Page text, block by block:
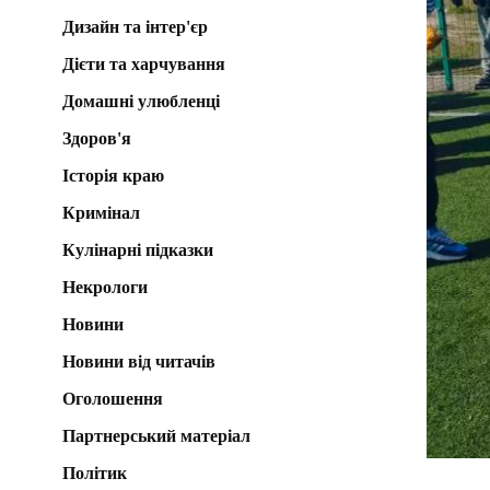
Дизайн та інтер'єр
Дієти та харчування
Домашні улюбленці
Здоров'я
Історія краю
Кримінал
Кулінарні підказки
Некрологи
Новини
Новини від читачів
Оголошення
Партнерський матеріал
Політик